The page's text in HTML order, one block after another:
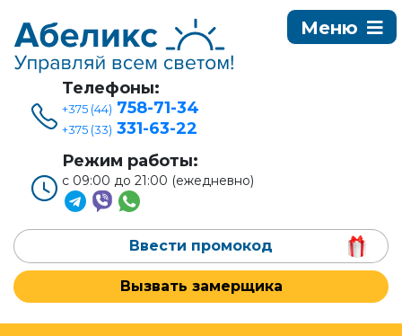
Телефоны:
+375 (44) 758-71-34
+375 (33) 331-63-22
Режим работы:
с 09:00 до 21:00 (ежедневно)
Ввести промокод
Вызвать замерщика